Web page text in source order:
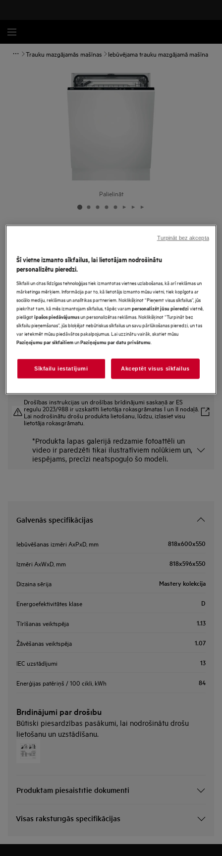
Trauku mazgājamās mašīnas Iebūvējama trauku mazgājamā mašīna
Palielināt
mazgājamā mašīna pilnizmēra
(60cm)
Ražojuma informācijas lapa
Priekšrocības
SatelliteClean® nokļūst katrā stūrī, pateicoties trīs reizes labākam ūdens
izsmidzināšanas pārklājumam.
SatelliteClean® nodrošina līdz trīs reizēm labāku izsmidzinātā ūdens
pārklājumu.
Drošības instrukcijas un drošības brīdinājumi saskaņā ar ES
regulu 2023/988 ir uzskaitīti lietotāja rokasgrāmatas I un II nodaļā.
Lai nodrošinātu drošu produkta lietošanu, lūdzu, izlasiet visu
lietotāja rokasgrāmatu.
*Produkta lapas galerijā redzamie fotoattēli un
video ir paredzēti tikai ilustratīviem nolūkiem un,
iespējams, precīzi neatspoguļo šo modeli.
Galvenās specifikācijas
Iebūvēšanas izmēri AxPxD, mm 818x600x550
Izmēri AxWxD, mm 818x596x550
Dizaina sērija Mastery kolekcija
Energoefektivitātes klase D
Tīrīšanas veiktspēja 1.13
Žāvēšanas veiktspēja 1.07
IEC uzstādījumi 13
Enerģijas patēriņš / 100 cikli, kWh 84
Brīdinājumi par drošību
Būtiski piesardzības pasākumi, lai nodrošinātu drošu
lietošanu un uzstādīšanu.
Produktam piesaistītie dokumenti
Visas raksturīgās specifikācijas
Šī vietne izmanto sīkfailus, lai lietotājam nodrošinātu
personalizētu pieredzi.
Sīkfaili un citas līdzīgas tehnoloģijas tiek izmantotas vietnes uzlabošanas, kā arī reklāmas un
mārketinga mērķiem. Informācija par to, kā lietotājs izmanto mūsu vietni, tiek kopīgota ar
sociālo mediju, reklāmas un analītikas partneriem. Noklikšķinot “Pieņemt visus sīkfailus”, jūs
piekrītat tam, kā mēs izmantojam sīkfailus, tāpēc varampersonalizēt jūsu pieredzivietnē,
pielāgotīpašos piedāvājumusun personalizētas reklāmas. Noklikšķinot “Turpināt bez
sīkfailu pieņemšanas”, jūs bloķējat nebūtiskus sīkfailus un savu pārlūkošanas pieredzi, un tas
var ietekmēt mūsu piedāvātos pakalpojumus. Lai uzzinātu vairāk, skatiet mūsu
Paziņojumu par sīkfailiemunPaziņojumu par datu privātumu.
Sīkfailu iestatījumi Akceptēt visus sīkfailus
Turpināt bez akcepta